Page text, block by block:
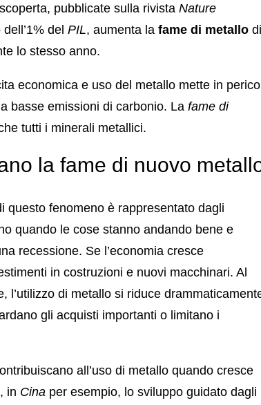
pubblicate sulla rivista Nature
del PIL, aumenta la fame di metallo di
lo stesso anno.
economica e uso del metallo mette in
basse emissioni di carbonio. La fame di
tutti i minerali metallici.
la fame di nuovo
questo fenomeno è rappresentato dagli
quando le cose stanno andando bene e
recessione. Se l’economia cresce
in costruzioni e nuovi macchinari. Al
l’utilizzo di metallo si riduce
gli acquisti importanti o limitano i
all’uso di metallo quando cresce
in Cina per esempio, lo sviluppo guidato dagli